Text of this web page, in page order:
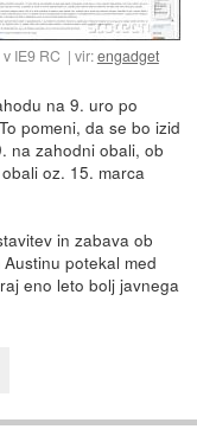
IE9 RC vir:engadget
na 9. uro po
pomeni, da se bo izid
na zahodni obali, ob
oz. 15. marca
in zabava ob
potekal med
eno leto bolj javnega